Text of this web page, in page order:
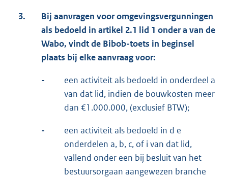
3.
Bij aanvragen voor omgevingsvergunningen
als bedoeld in artikel 2.1 lid 1 onder a van de
Wabo, vindt de Bibob-toets in beginsel
plaats bij elke aanvraag voor:
-
een activiteit als bedoeld in onderdeel a
van dat lid, indien de bouwkosten meer
dan €1.000.000, (exclusief BTW);
-
een activiteit als bedoeld in d e
onderdelen a, b, c, of i van dat lid,
vallend onder een bij besluit van het
bestuursorgaan aangewezen branche